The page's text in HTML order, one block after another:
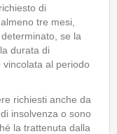
di
tre mesi,
se la
durata di
al periodo
richiesti anche da
insolvenza o sono
la trattenuta dalla